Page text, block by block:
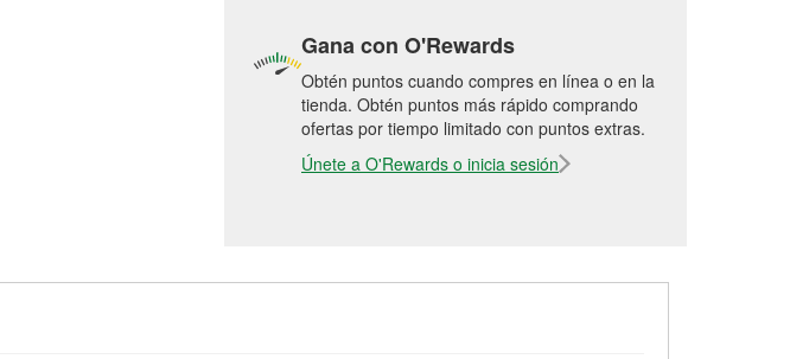
Gana con O'Rewards
Obtén puntos cuando compres en línea o en la
tienda. Obtén puntos más rápido comprando
ofertas por tiempo limitado con puntos extras.
Únete a O'Rewards o inicia sesión